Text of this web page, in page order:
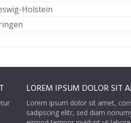
Holstein
LOREM IPSUM DOLOR SIT
Lorem ipsum dolor sit amet,
sadipscing elitr, sed diam